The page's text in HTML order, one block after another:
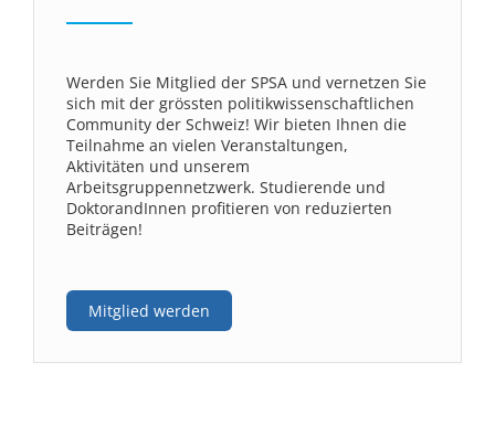
Werden Sie Mitglied der SPSA und vernetzen Sie
sich mit der grössten politikwissenschaftlichen
Community der Schweiz! Wir bieten Ihnen die
Teilnahme an vielen Veranstaltungen,
Aktivitäten und unserem
Arbeitsgruppennetzwerk. Studierende und
DoktorandInnen profitieren von reduzierten
Beiträgen!
Mitglied werden